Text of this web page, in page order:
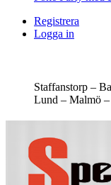
Registrera
Logga in
Staffanstorp –
Lund – Malmö –